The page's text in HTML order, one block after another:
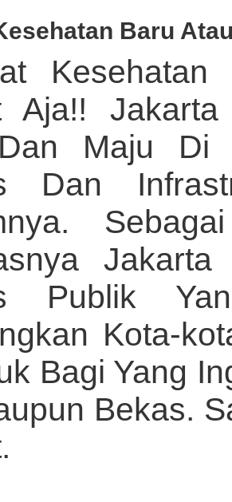
Baru
Aja!!
Maju Di
Dan
Publik
Kota-
Bagi Yang
Bekas.